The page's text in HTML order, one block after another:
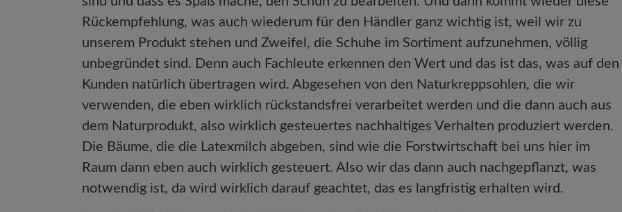
Rückempfehlung, was auch wiederum für den Händler ganz wichtig ist, weil wir zu
unserem Produkt stehen und Zweifel, die Schuhe im Sortiment aufzunehmen, völlig
unbegründet sind. Denn auch Fachleute erkennen den Wert und das ist das, was auf den
Kunden natürlich übertragen wird. Abgesehen von den Naturkreppsohlen, die wir
verwenden, die eben wirklich rückstandsfrei verarbeitet werden und die dann auch aus
dem Naturprodukt, also wirklich gesteuertes nachhaltiges Verhalten produziert werden.
Die Bäume, die die Latexmilch abgeben, sind wie die Forstwirtschaft bei uns hier im
Raum dann eben auch wirklich gesteuert. Also wir das dann auch nachgepflanzt, was
notwendig ist, da wird wirklich darauf geachtet, das es langfristig erhalten wird.